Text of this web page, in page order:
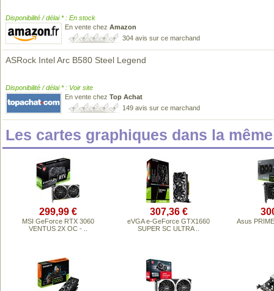
Disponibilité / délai * : En stock
En vente chez Amazon
304 avis sur ce marchand
ASRock Intel Arc B580 Steel Legend
Disponibilité / délai * : Voir site
En vente chez Top Achat
149 avis sur ce marchand
Les cartes graphiques dans la
299,99 €
MSI GeForce RTX 3060
VENTUS 2X OC - ..
307,36 €
eVGA e-GeForce GTX1660
SUPER SC ULTRA ..
Asus